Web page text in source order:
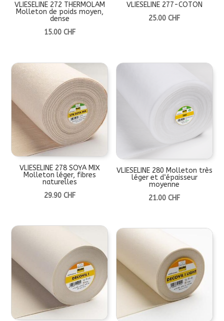
VLIESELINE 272 THERMOLAM
Molleton de poids moyen,
dense
15.00 CHF
VLIESELINE 277-COTON
25.00CHF
VLIESELINE 278 SOYA MIX
Molleton léger, fibres
naturelles
29.90 CHF
VLIESELINE 280 Molleton très
léger et d‘épaisseur
moyenne
21.00CHF